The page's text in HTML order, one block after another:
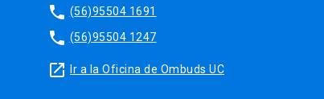
phone (56)95504 1691
phone (56)95504 1247
launch Ir a la Oficina de Ombuds UC